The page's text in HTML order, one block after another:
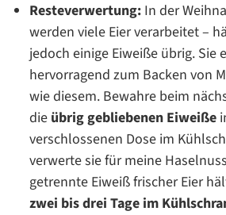
Resteverwertung: In der
werden viele Eier verarbeitet –
jedoch einige Eiweiße übrig. Sie
hervorragend zum Backen von
wie diesem. Bewahre beim
die übrig gebliebenen Eiweiße
verschlossenen Dose im
verwerte sie für meine
getrennte Eiweiß frischer Eier
zwei bis drei Tage im